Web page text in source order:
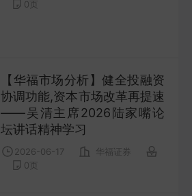
0 页
【华福市场分析】健全投融资
协调功能,资本市场改革再提速
——吴清主席2026陆家嘴论
坛讲话精神学习
2026-06-17
华福证券
0 页